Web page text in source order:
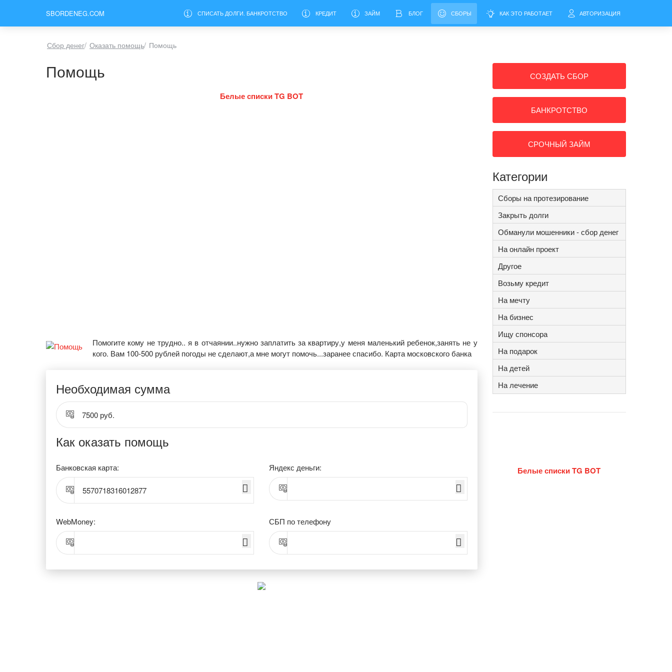
SBORDENEG.COM СПИСАТЬ ДОЛГИ. БАНКРОТСТВО КРЕДИТ ЗАЙМ БЛОГ СБОРЫ КАК ЭТО РАБОТАЕТ АВТОРИЗАЦИЯ
Сбор денег/ Оказать помощь/ Помощь
Помощь
Белые списки TG BOT
Помогите кому не трудно.. я в отчаянии..нужно заплатить за квартиру,у меня маленький ребенок,занять не у
кого. Вам 100-500 рублей погоды не сделают,а мне могут помочь...заранее спасибо. Карта московского банка
Необходимая сумма
7500 руб.
Как оказать помощь
Банковская карта:
5570718316012877
Яндекс деньги:
WebMoney: СБП по телефону
СОЗДАТЬ СБОР
БАНКРОТСТВО
СРОЧНЫЙ ЗАЙМ
Категории
Сборы на протезирование
Закрыть долги
Обманули мошенники - сбор денег
На онлайн проект
Другое
Возьму кредит
На мечту
На бизнес
Ищу спонсора
На подарок
На детей
На лечение
Белые списки TG BOT